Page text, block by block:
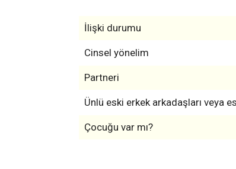
İlişki durumu
Cinsel yönelim
Partneri
Ünlü eski erkek arkadaşları veya
Çocuğu var mı?